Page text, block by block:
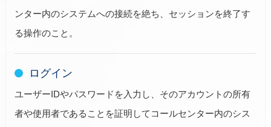
ンター内のシステムへの接続を絶ち、セッションを終了す
る操作のこと。
ログイン
ユーザーIDやパスワードを入力し、そのアカウントの所有
者や使用者であることを証明してコールセンター内のシス